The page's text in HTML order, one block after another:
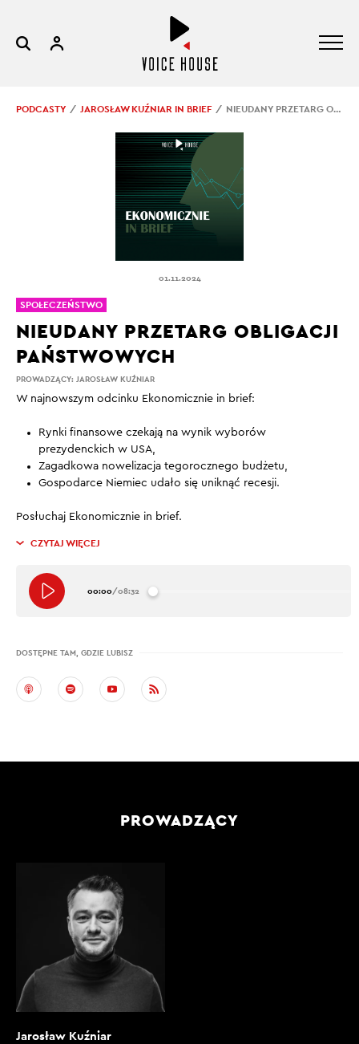
PODCASTY JAROSŁAW KUŹNIAR IN BRIEF NIEUDANY PRZETARG OBLIGACJI PAŃSTWOWYCH
01.11.2024
PROWADZĄCY: JAROSŁAW KUŹNIAR
NIEUDANY PRZETARG OBLIGACJI
PAŃSTWOWYCH
W najnowszym odcinku Ekonomicznie in brief:
Rynki finansowe czekają na wynik wyborów
prezydenckich w USA,
Zagadkowa nowelizacja tegorocznego budżetu,
Gospodarce Niemiec udało się uniknąć recesji.
Posłuchaj Ekonomicznie in brief.
CZYTAJ WIĘCEJ
00:00/08:32
DOSTĘPNE TAM, GDZIE LUBISZ
SPOŁECZEŃSTWO
PROWADZĄCY
Jarosław Kuźniar